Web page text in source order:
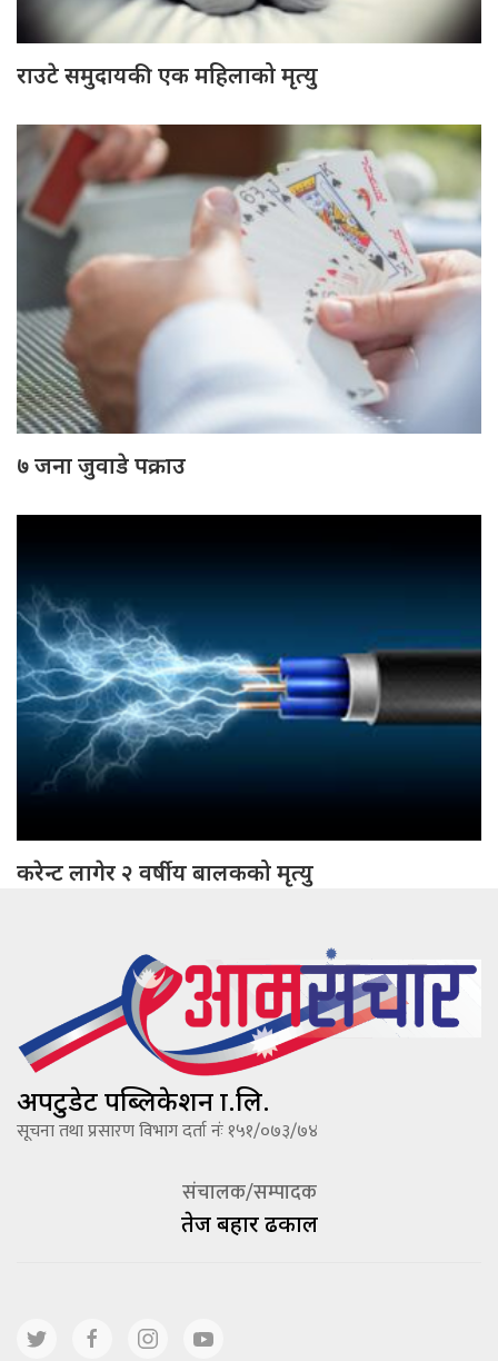
राउटे समुदायकी एक महिलाको मृत्यु
७ जना जुवाडे पक्राउ
करेन्ट लागेर २ वर्षीय बालकको मृत्यु
अपटुडेट पब्लिकेशन प्रा.लि.
सूचना तथा प्रसारण विभाग दर्ता नंः १५१/०७३/७४
संचालक/सम्पादक
तेज बहादूर ढकाल